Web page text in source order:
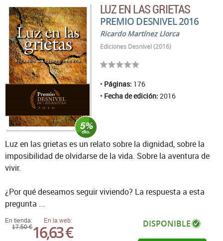
LUZ EN LAS GRIETAS
PREMIO DESNIVEL 2016
Ricardo Martínez Llorca
Ediciones Desnivel (2016)
Páginas: 176
Fecha de edición: 2016
En tienda:
17,50 €
En la web:
16,63 € DISPONIBLE
Luz en las grietas es un relato sobre la dignidad, sobre la
imposibilidad de olvidarse de la vida. Sobre la aventura de
vivir.
¿Por qué deseamos seguir viviendo? La respuesta a esta
pregunta ...